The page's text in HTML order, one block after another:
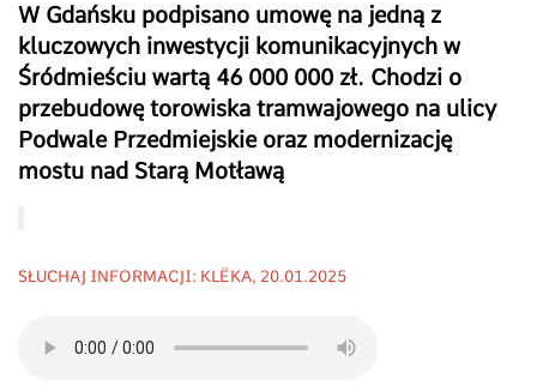
W Gdańsku podpisano umowę na jedną z
kluczowych inwestycji komunikacyjnych w
Śródmieściu wartą 46 000 000 zł. Chodzi o
przebudowę torowiska tramwajowego na ulicy
Podwale Przedmiejskie oraz modernizację
mostu nad Starą Motławą
SŁUCHAJ INFORMACJI: KLËKA, 20.01.2025